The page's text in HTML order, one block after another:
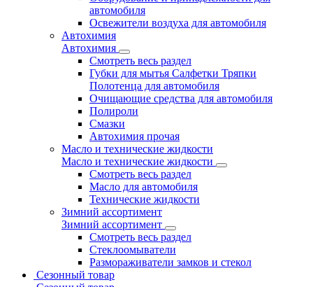
автомобиля
Освежители воздуха для автомобиля
Автохимия
Автохимия
Смотреть весь раздел
Губки для мытья Салфетки Тряпки
Полотенца для автомобиля
Очищающие средства для автомобиля
Полироли
Смазки
Автохимия прочая
Масло и технические жидкости
Масло и технические жидкости
Смотреть весь раздел
Масло для автомобиля
Технические жидкости
Зимний ассортимент
Зимний ассортимент
Смотреть весь раздел
Стеклоомыватели
Размораживатели замков и стекол
Сезонный товар